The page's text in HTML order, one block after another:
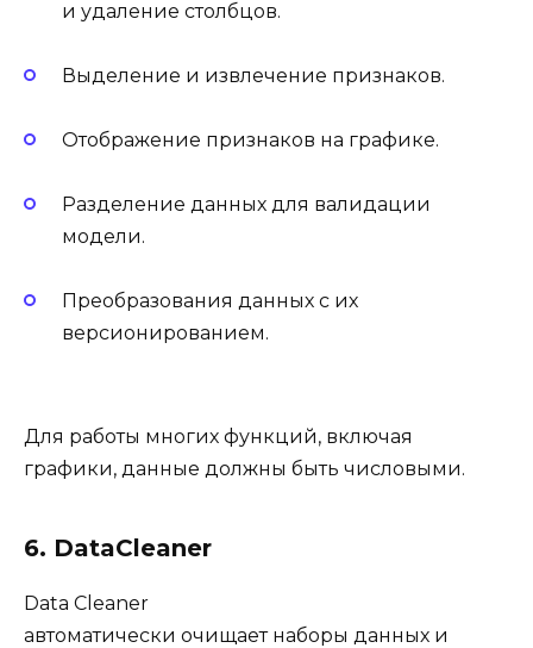
и удаление столбцов.
Выделение и извлечение признаков.
Отображение признаков на графике.
Разделение данных для валидации
модели.
Преобразования данных с их
версионированием.
Для работы многих функций, включая
графики, данные должны быть числовыми.
6. DataCleaner
Data Cleaner
автоматически очищает наборы данных и